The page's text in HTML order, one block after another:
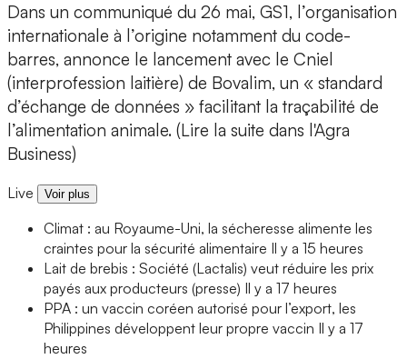
Dans un communiqué du 26 mai, GS1, l’organisation
internationale à l’origine notamment du code-
barres, annonce le lancement avec le Cniel
(interprofession laitière) de Bovalim, un « standard
d’échange de données » facilitant la traçabilité de
l’alimentation animale. (Lire la suite dans l'Agra
Business)
Live Voir plus
Climat : au Royaume-Uni, la sécheresse alimente les
craintes pour la sécurité alimentaire Il y a 15 heures
Lait de brebis : Société (Lactalis) veut réduire les prix
payés aux producteurs (presse) Il y a 17 heures
PPA : un vaccin coréen autorisé pour l’export, les
Philippines développent leur propre vaccin Il y a 17
heures